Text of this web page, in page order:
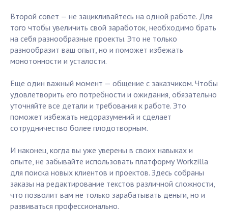
Второй совет — не зацикливайтесь на одной работе. Для
того чтобы увеличить свой заработок, необходимо брать
на себя разнообразные проекты. Это не только
разнообразит ваш опыт, но и поможет избежать
монотонности и усталости.
Еще один важный момент — общение с заказчиком. Чтобы
удовлетворить его потребности и ожидания, обязательно
уточняйте все детали и требования к работе. Это
поможет избежать недоразумений и сделает
сотрудничество более плодотворным.
И наконец, когда вы уже уверены в своих навыках и
опыте, не забывайте использовать платформу Workzilla
для поиска новых клиентов и проектов. Здесь собраны
заказы на редактирование текстов различной сложности,
что позволит вам не только зарабатывать деньги, но и
развиваться профессионально.